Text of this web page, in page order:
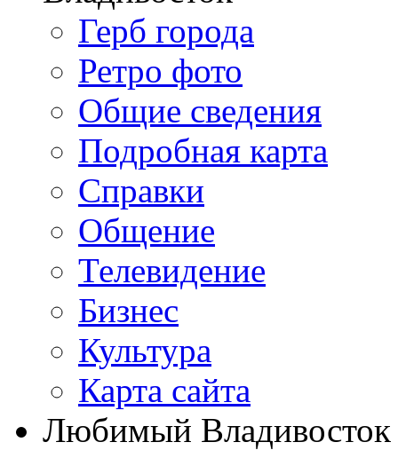
Герб города
Ретро фото
Общие сведения
Подробная карта
Справки
Общение
Телевидение
Бизнеc
Культура
Карта сайта
Любимый Владивосток